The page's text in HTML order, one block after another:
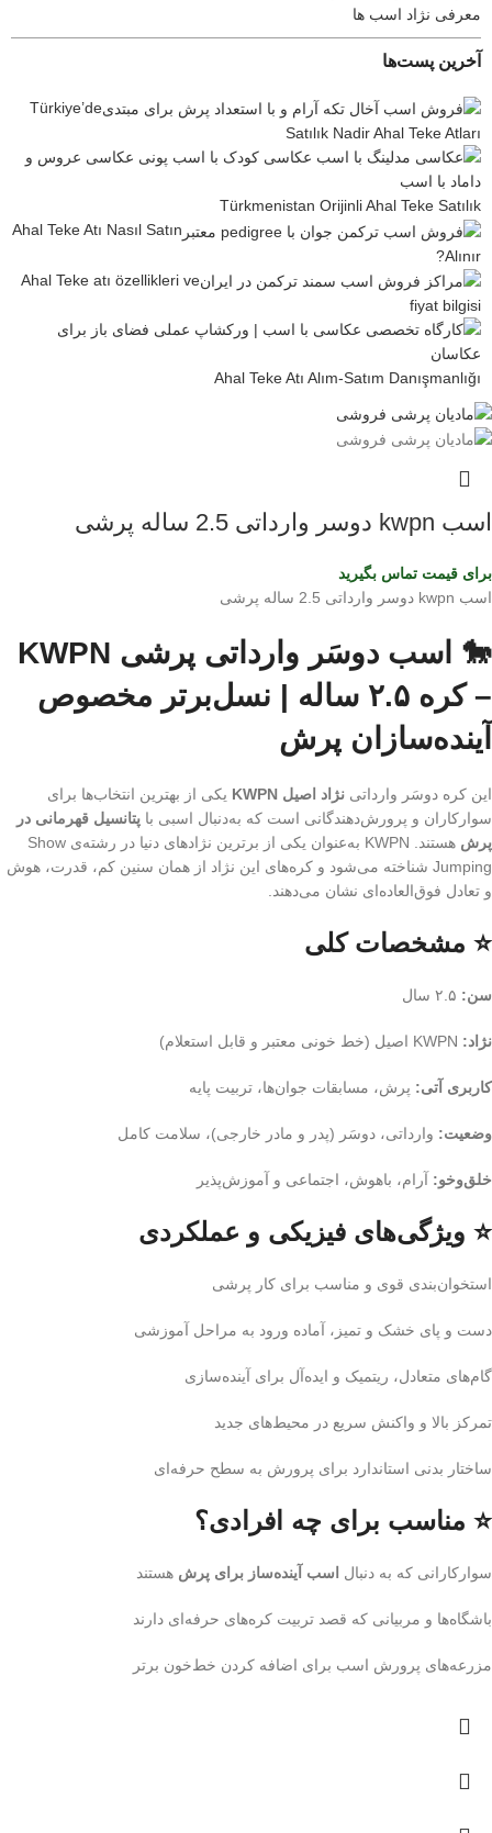
معرفی نژاد اسب ها
آخرین پست‌ها
Türkiye’de
Satılık Nadir Ahal Teke Atları
Türkmenistan Orijinli Ahal Teke Satılık
Ahal Teke Atı Nasıl Satın
Alınır?
Ahal Teke atı özellikleri ve
fiyat bilgisi
Ahal Teke Atı Alım-Satım Danışmanlığı
اسب kwpn دوسر وارداتی 2.5 ساله پرشی
برای قیمت تماس بگیرید
اسب kwpn دوسر وارداتی 2.5 ساله پرشی
🐎 اسب دوسَر وارداتی پرشی KWPN
– کره ۲.۵ ساله | نسل‌برتر مخصوص
آینده‌سازان پرش
این کره دوسَر وارداتی نژاد اصیل KWPN
یکی از بهترین انتخاب‌ها برای
سوارکاران و پرورش‌دهندگانی است که به‌دنبال اسبی با پتانسیل قهرمانی در
پرش
هستند. KWPN به‌عنوان یکی از برترین نژادهای دنیا در رشته‌ی Show
Jumping شناخته می‌شود و کره‌های این نژاد از همان سنین کم، قدرت، هوش
و تعادل فوق‌العاده‌ای نشان می‌دهند.
⭐ مشخصات کلی
سن:
نژاد:
کاربری آتی: پرش، مسابقات جوان‌ها، تربیت پایه
وضعیت: وارداتی، دوسَر (پدر و مادر خارجی)، سلامت کامل
خلق‌وخو: آرام، باهوش، اجتماعی و آموزش‌پذیر
⭐ ویژگی‌های فیزیکی و عملکردی
استخوان‌بندی قوی و مناسب برای کار پرشی
دست و پای خشک و تمیز، آماده ورود به مراحل آموزشی
گام‌های متعادل، ریتمیک و ایده‌آل برای آینده‌سازی
تمرکز بالا و واکنش سریع در محیط‌های جدید
ساختار بدنی استاندارد برای پرورش به سطح حرفه‌ای
⭐ مناسب برای چه افرادی؟
سوارکارانی که به دنبال اسب آینده‌ساز برای پرش هستند
باشگاه‌ها و مربیانی که قصد تربیت کره‌های حرفه‌ای دارند
مزرعه‌های پرورش اسب برای اضافه کردن خط‌خون برتر